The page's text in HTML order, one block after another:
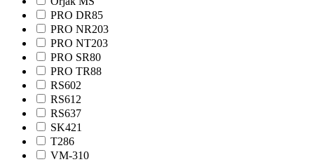
PRO DR85
PRO NR203
PRO NТ203
PRO SR80
PRO TR88
RS602
RS612
RS637
SK421
T286
VM-310